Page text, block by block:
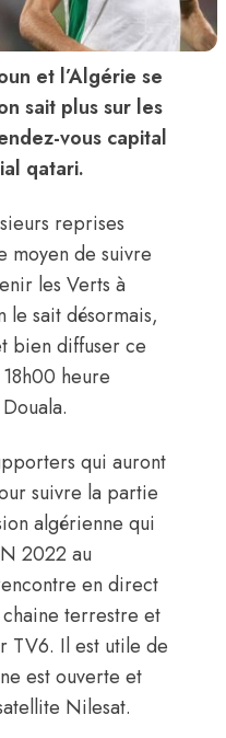
et l’Algérie se
sait plus sur les
vous capital
qatari.
reprises
moyen de suivre
les Verts à
le sait désormais,
bien diffuser ce
heure
qui auront
suivre la partie
algérienne qui
2022 au
en direct
terrestre et
TV6. Il est utile de
est ouverte et
Nilesat.